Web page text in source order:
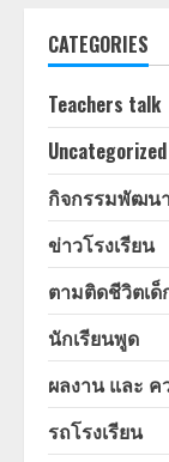
CATEGORIES
Teachers talk
Uncategorized
กิจกรรมพัฒน
ข่าวโรงเรียน
ตามติดชีวิตเ
นักเรียนพูด
ผลงาน และ
รถโรงเรียน